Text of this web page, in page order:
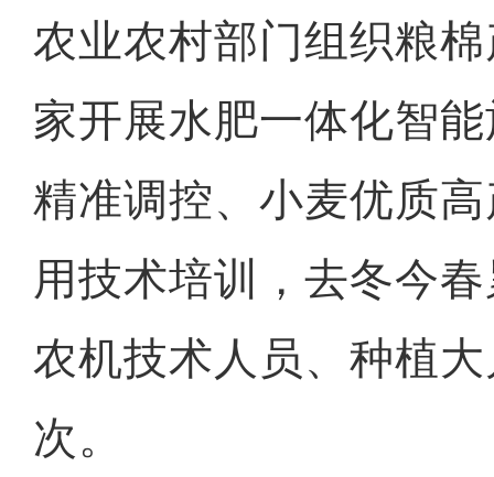
农业农村部门组织粮
家开展水肥一体化智
精准调控、小麦优质
用技术培训，去冬今
农机技术人员、种植
次。